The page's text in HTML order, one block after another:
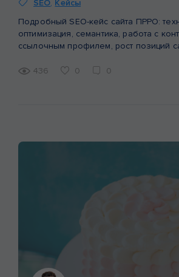
SEO, Кейсы
Подробный SEO-кейс сайта ПРРО:
оптимизация, семантика, работа с
ссылочным профилем, рост позиций
436
0 0